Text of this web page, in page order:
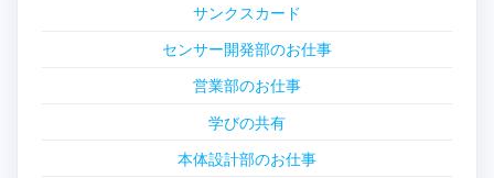
サンクスカード
センサー開発部のお仕事
営業部のお仕事
学びの共有
本体設計部のお仕事